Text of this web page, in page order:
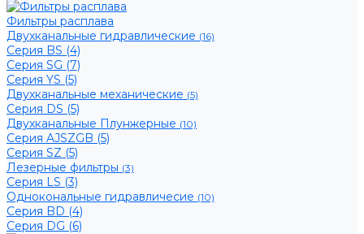
Фильтры расплава
Двухканальные гидравлические (16)
Серия BS (4)
Серия SG (7)
Серия YS (5)
Двухканальные механические (5)
Серия DS (5)
Двухканальные Плунжерные (10)
Серия AJSZGB (5)
Серия SZ (5)
Лезерные фильтры (3)
Серия LS (3)
Однокональные гидравличесие (10)
Серия BD (4)
Серия DG (6)